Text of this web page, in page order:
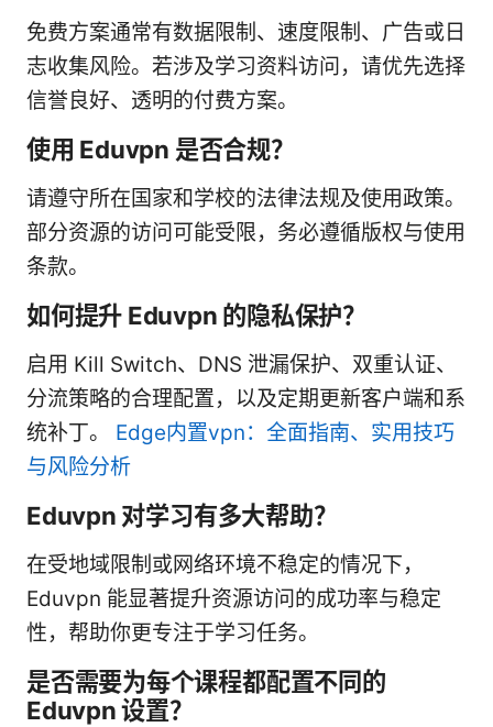
免费方案通常有数据限制、速度限制、广告或日
志收集风险。若涉及学习资料访问，请优先选择
信誉良好、透明的付费方案。
使用 Eduvpn 是否合规？
请遵守所在国家和学校的法律法规及使用政策。
部分资源的访问可能受限，务必遵循版权与使用
条款。
如何提升 Eduvpn 的隐私保护？
启用 Kill Switch、DNS 泄漏保护、双重认证、
分流策略的合理配置，以及定期更新客户端和系
统补丁。 Edge内置vpn：全面指南、实用技巧
与风险分析
Eduvpn 对学习有多大帮助？
在受地域限制或网络环境不稳定的情况下，
Eduvpn 能显著提升资源访问的成功率与稳定
性，帮助你更专注于学习任务。
是否需要为每个课程都配置不同的
Eduvpn 设置？